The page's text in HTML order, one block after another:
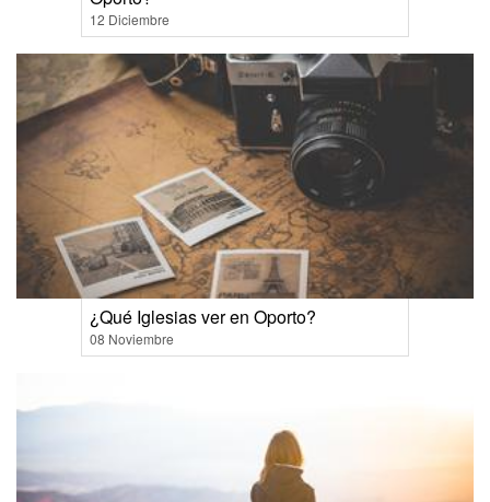
12 Diciembre
¿Qué Iglesias ver en Oporto?
08 Noviembre